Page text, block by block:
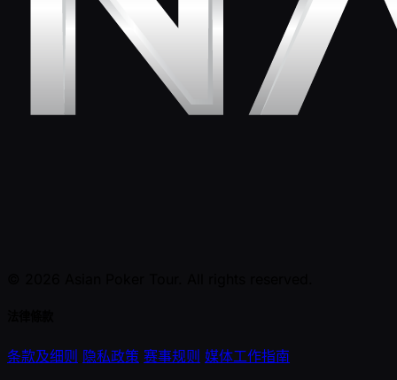
条款及细则 隐私政策 赛事规则 媒体工作指南